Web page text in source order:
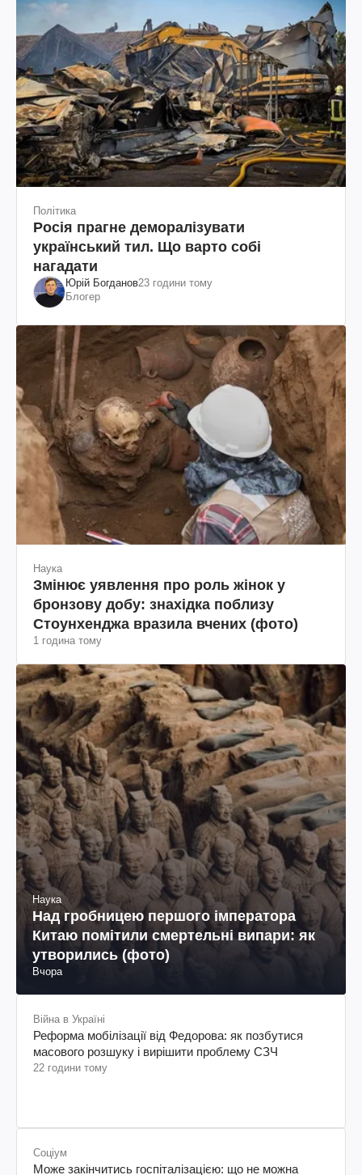
Політика
Росія прагне деморалізувати
український тил. Що варто собі
нагадати
Юрій Богданов23 години тому
Блогер
Наука
Змінює уявлення про роль жінок у
бронзову добу: знахідка поблизу
Стоунхенджа вразила вчених (фото)
1 година тому
Наука
Над гробницею першого імператора
Китаю помітили смертельні випари: як
утворились (фото)
Вчора
Війна в Україні
Реформа мобілізації від Федорова: як позбутися
масового розшуку і вирішити проблему СЗЧ
22 години тому
Соціум
Може закінчитись госпіталізацією: що не можна